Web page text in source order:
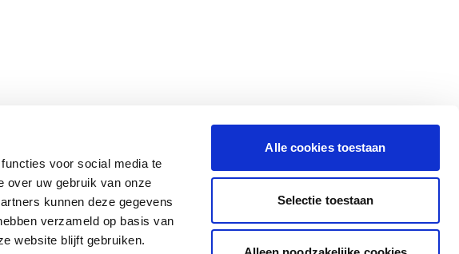
voor social media te
over uw gebruik van onze
kunnen deze gegevens
verzameld op basis van
website blijft gebruiken.
Alle cookies toestaan
Selectie toestaan